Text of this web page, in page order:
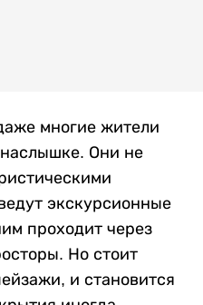
многие жители
Они не
экскурсионные
проходит через
Но стоит
и становится